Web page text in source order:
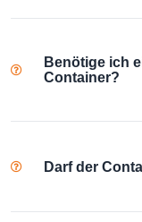
Benötige ich
Container?
Darf der